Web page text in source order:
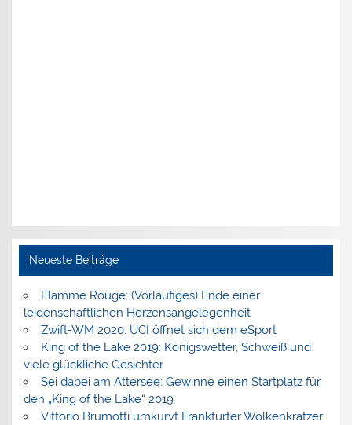
Neueste Beiträge
Flamme Rouge: (Vorläufiges) Ende einer
leidenschaftlichen Herzensangelegenheit
Zwift-WM 2020: UCI öffnet sich dem eSport
King of the Lake 2019: Königswetter, Schweiß und
viele glückliche Gesichter
Sei dabei am Attersee: Gewinne einen Startplatz für
den „King of the Lake“ 2019
Vittorio Brumotti umkurvt Frankfurter Wolkenkratzer